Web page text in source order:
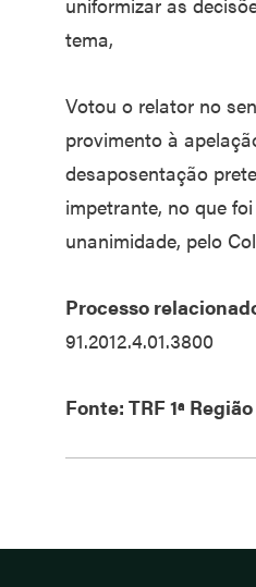
tema,
Votou o relator no
provimento à
desaposentação
impetrante, no que
unanimidade, pelo
Processo
91.2012.4.01.3800
Fonte: TRF 1ª Região